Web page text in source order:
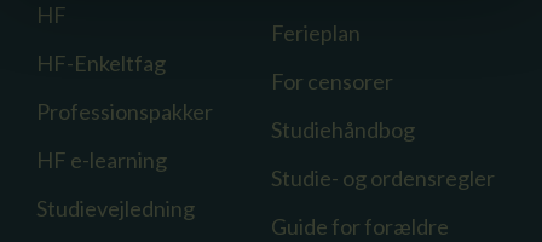
HF
HF-Enkeltfag
Professionspakker
HF e-learning
Studievejledning
Ferieplan
For censorer
Studiehåndbog
Studie- og ordensregler
Guide for forældre